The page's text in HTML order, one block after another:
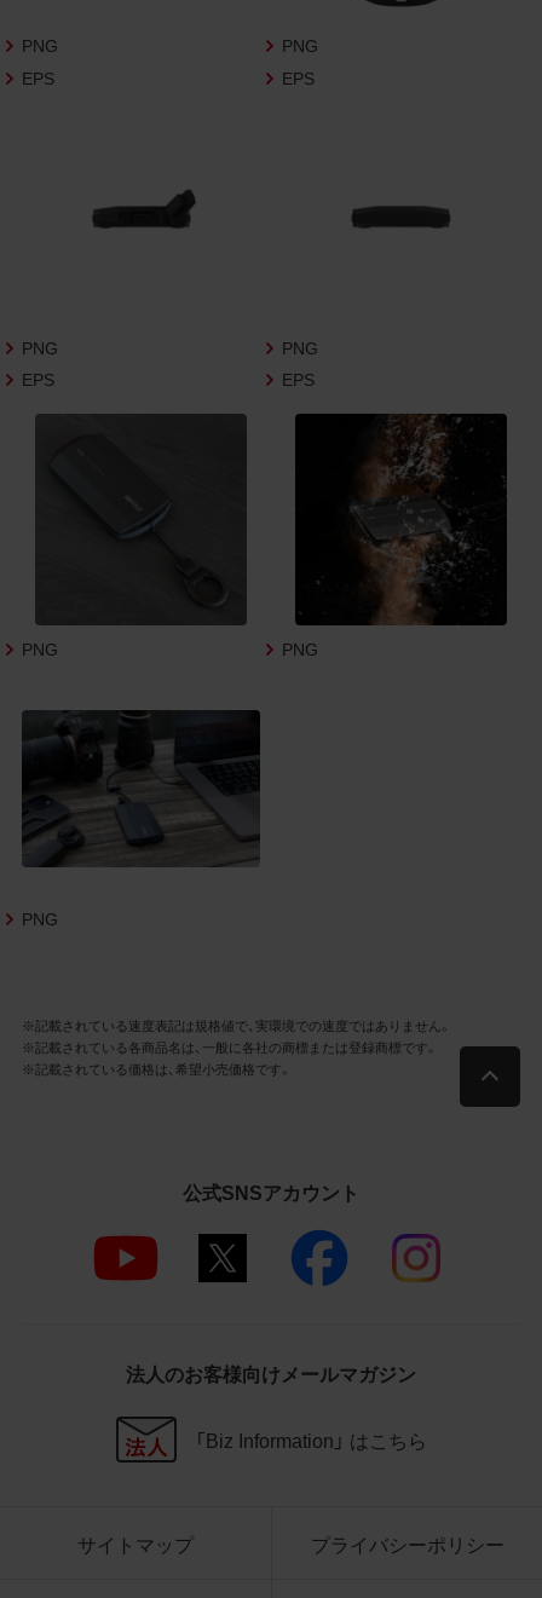
商品写真データ利用規約
2.利用許諾
の報道・解説に利用する場合に限り商品写
真データを複製、送信可能化して利用でき
除き、上記の目的、利用方法以外に商品写真
データを利用することはできません。
3.遵守事項
お客様は、商品写真データの利用に際し、次
の各号に掲げる事項を遵守するものとしま
商品写真データの全部又は一部の譲
示の除去等をしないこと
商品写真データに表示されている当
社商品についての情報（社名、商品名
等）を併記する等の方法により、商品
写真データに表示されている商品が、
当社の商品であることを特定できる
表示を行うこと
て利用しないこと
商品写真データを他社のロゴ又は他
社商品等に近づけて掲記するなどし
いと看者が判断することを困難とす
用しないこと
適合性、有用性、最新性、第三者権利の非侵
ん。また、商品写真データの利用に起因し
て発生した一切の損害について、当社はそ
を中止することがありますのでご了承くだ
PNG
EPS
PNG
EPS
PNG
EPS
PNG
EPS
PNG PNG
PNG
※記載されている速度表記は規格値で、実環境での速度ではありません。
※記載されている各商品名は、一般に各社の商標または登録商標です。
※記載されている価格は、希望小売価格です。
公式SNSアカウント
法人のお客様向けメールマガジン
「Biz Information」 はこちら
サイトマップ プライバシーポリシー